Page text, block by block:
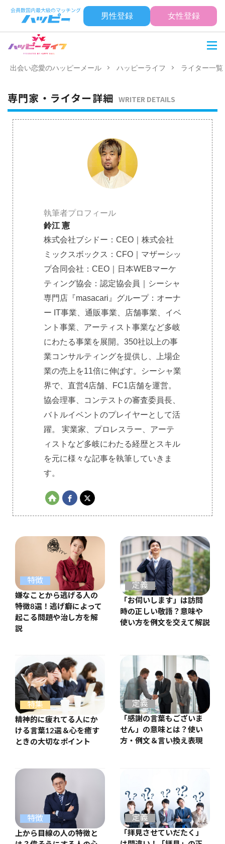
男性登録 女性登録
出会い恋愛のハッピーメール ハッピーライフ ライター一覧
専門家・ライター詳細 WRITER DETAILS
執筆者プロフィール
鈴江 憲
株式会社ブシドー：CEO｜株式会社
ミックスボックス：CFO｜マザーシッ
プ合同会社：CEO｜日本WEBマーケ
ティング協会：認定協会員｜シーシャ
専門店『masacari』グループ：オーナ
ー IT事業、通販事業、店舗事業、イベ
ント事業、アーティスト事業など多岐
にわたる事業を展開。350社以上の事
業コンサルティングを提供し、上場企
業の売上を11倍に伸ばす。シーシャ業
界で、直営4店舗、FC1店舗を運営。
協会理事、コンテストの審査委員長、
バトルイベントのプレイヤーとして活
躍。 実業家、プロレスラー、アーテ
ィストなど多岐にわたる経歴とスキル
を元に様々な記事を執筆していきま
す。
特徴
嫌なことから逃げる人の
特徴8選！逃げ癖によって
起こる問題や治し方を解
説
定義
「お伺いします」は訪問
時の正しい敬語？意味や
使い方を例文を交えて解説
特集
精神的に疲れてる人にか
ける言葉12選＆心を癒す
ときの大切なポイント
定義
「感謝の言葉もございま
せん」の意味とは？使い
方・例文＆言い換え表現
特徴
上から目線の人の特徴と
定義
「拝見させていだたく」